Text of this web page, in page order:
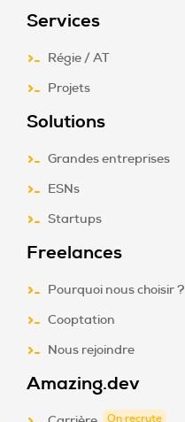
Services
Régie / AT
Projets
Solutions
Grandes entreprises
ESNs
Startups
Freelances
Pourquoi nous choisir ?
Cooptation
Nous rejoindre
Amazing.dev
On recrute